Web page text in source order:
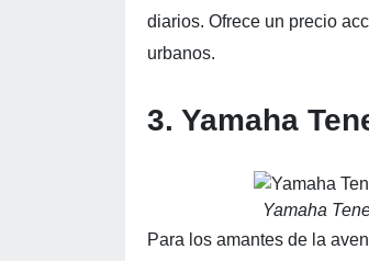
diarios. Ofrece un precio
urbanos.
3. Yamaha
Yamaha
Para los amantes de la